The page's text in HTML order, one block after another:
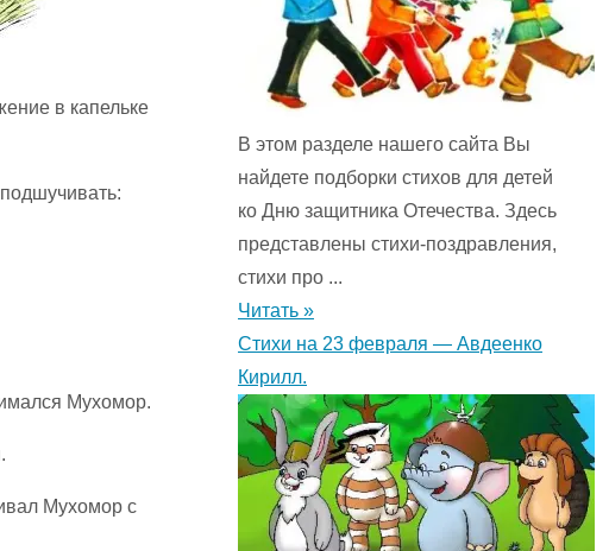
в капельке
Мухомор.
Мухомор с
В этом разделе нашего сайта Вы
найдете подборки стихов для детей
ко Дню защитника Отечества. Здесь
представлены стихи-поздравления,
стихи про ...
Читать »
Стихи на 23 февраля — Авдеенко
Кирилл.